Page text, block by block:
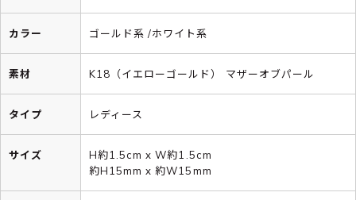
カラー ゴールド系 /ホワイト系
素材 K18（イエローゴールド） マザーオブパール
タイプ レディース
サイズ
H約1.5cm x W約1.5cm
約H15mm x 約W15mm